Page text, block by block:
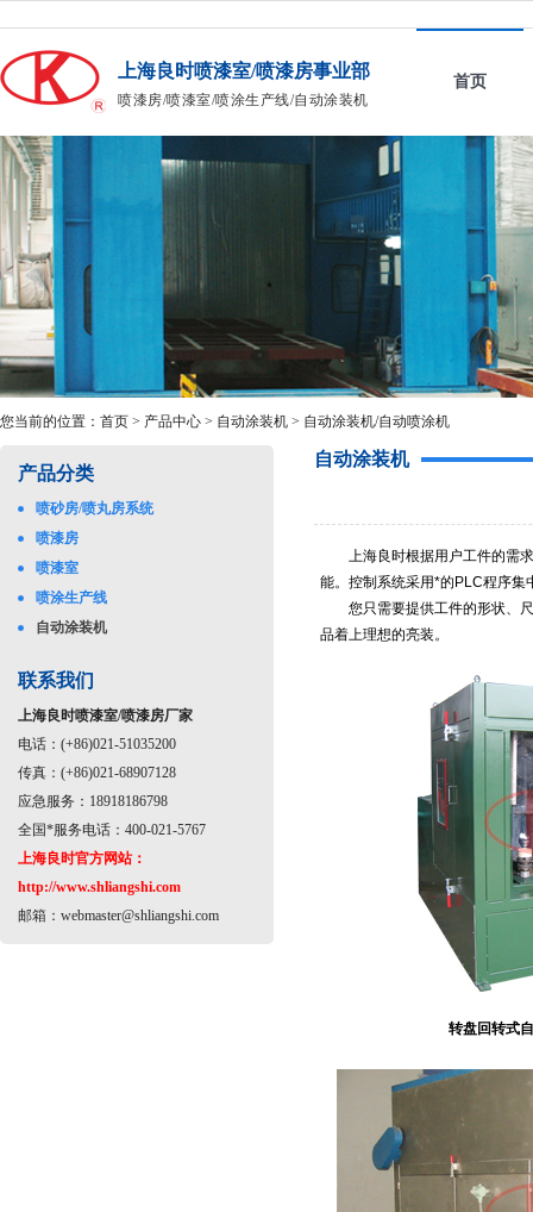
上海良时喷漆室/喷漆房事业部
喷漆房/喷漆室/喷涂生产线/自动涂装机
首页
您当前的位置： 首页 > 产品中心 > 自动涂装机 > 自动涂装机/自动喷涂机
产品分类
喷砂房/喷丸房系统
喷漆房
喷漆室
喷涂生产线
自动涂装机
联系我们
上海良时喷漆室/喷漆房厂家
电话：(+86)021-51035200
传真：(+86)021-68907128
应急服务：18918186798
全国*服务电话：400-021-5767
上海良时官方网站：
http://www.shliangshi.com
邮箱： webmaster@shliangshi.com
自动涂装机
上海良时根据用户工件的需求
能。控制系统采用*的PLC程序集
您只需要提供工件的形状、尺
品着上理想的亮装。
转盘回转式